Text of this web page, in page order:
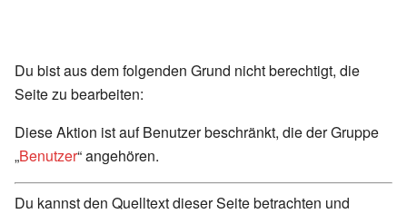
Du bist aus dem folgenden Grund nicht berechtigt, die
Seite zu bearbeiten:
Diese Aktion ist auf Benutzer beschränkt, die der Gruppe
„Benutzer“ angehören.
Du kannst den Quelltext dieser Seite betrachten und